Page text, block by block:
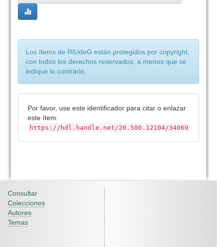
Los ítems de RIUdeG están protegidos por copyright,
con todos los derechos reservados, a menos que se
indique lo contrario.
Por favor, use este identificador para citar o enlazar
este ítem:
https://hdl.handle.net/20.500.12104/34069
Consultar
Colecciones
Autores
Temas